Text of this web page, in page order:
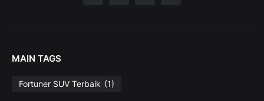
MAIN TAGS
Fortuner SUV Terbaik (1)